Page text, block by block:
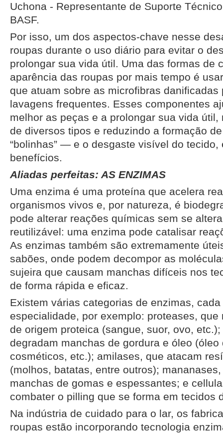
Uchona - Representante de Suporte
BASF.
Por isso, um dos aspectos-chave nesse
roupas durante o uso diário para evitar o
prolongar sua vida útil. Uma das formas de
aparência das roupas por mais tempo é
que atuam sobre as microfibras danificadas
lavagens frequentes. Esses componentes
melhor as peças e a prolongar sua vida útil,
de diversos tipos e reduzindo a formação
“bolinhas” — e o desgaste visível do tecido,
benefícios.
Aliadas perfeitas: AS ENZIMAS
Uma enzima é uma proteína que acelera
organismos vivos e, por natureza, é
pode alterar reações químicas sem se
reutilizável: uma enzima pode catalisar
As enzimas também são extremamente
sabões, onde podem decompor as
sujeira que causam manchas difíceis nos
de forma rápida e eficaz.
Existem várias categorias de enzimas,
especialidade, por exemplo: proteases, que
de origem proteica (sangue, suor, ovo,
degradam manchas de gordura e óleo (óleo
cosméticos, etc.); amilases, que atacam
(molhos, batatas, entre outros);
manchas de gomas e espessantes; e
combater o pilling que se forma em tecidos
Na indústria de cuidado para o lar, os
roupas estão incorporando tecnologia